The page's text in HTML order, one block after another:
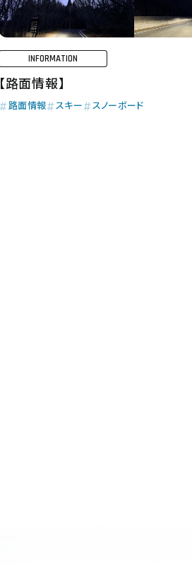
INFORMATION
【路面情報】
路面情報 スキー スノーボード